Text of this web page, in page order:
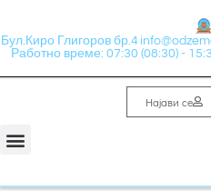
Бул.Киро Глигоров бр.4
Работно време: 07:30 (08:30) -
Најави се